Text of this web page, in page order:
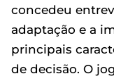
concedeu
adaptação e a
principais
de decisão. O